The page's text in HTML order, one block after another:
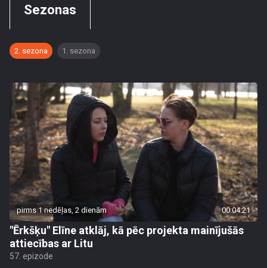
Sezonas
2. sezona 1. sezona
pirms 1 nedēļas, 2 dienām 00:04:21
"Ērkšķu" Elīne atklāj, kā pēc projekta mainījušās
attiecības ar Litu
57. epizode